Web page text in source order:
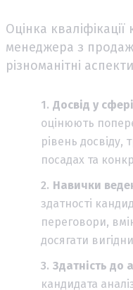
Оцінка
менеджера з
різноманітні
Досвід у
оцінюють
рівень досвіду,
посадах та
Навички
здатності
переговори,
досягати
Здатність до
кандидата